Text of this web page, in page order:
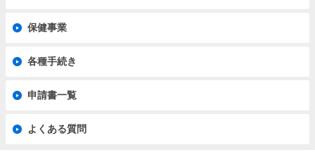
保健事業
各種手続き
申請書一覧
よくある質問